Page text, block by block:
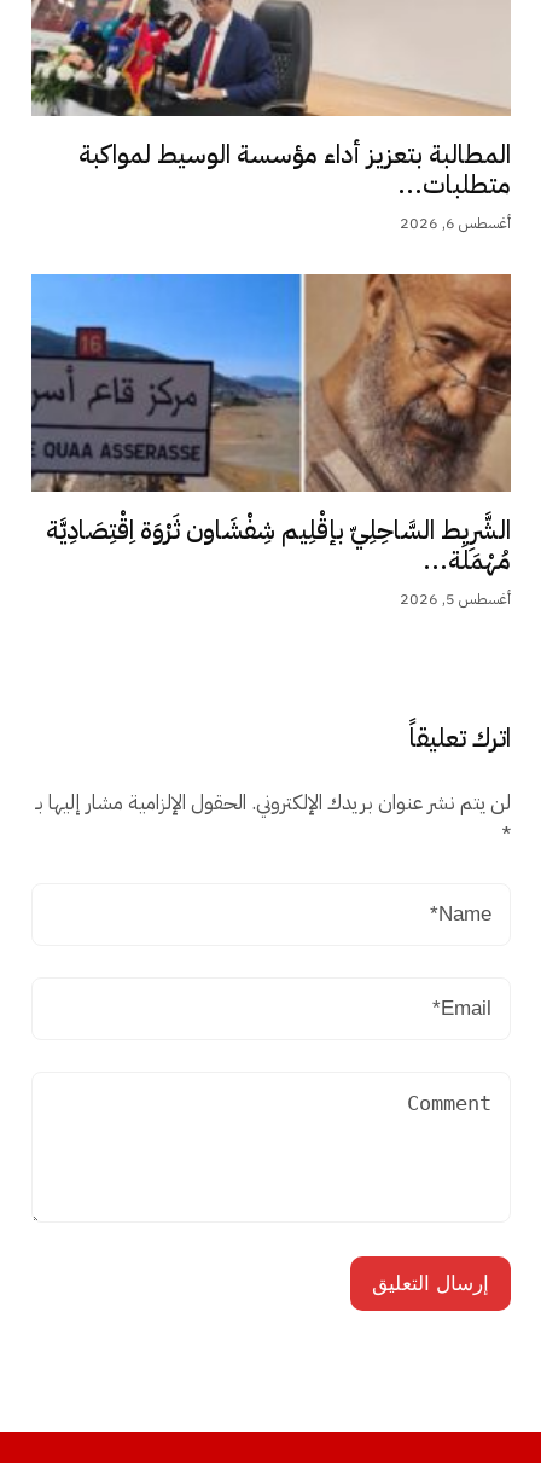
المطالبة بتعزيز أداء مؤسسة الوسيط لمواكبة
متطلبات...
أغسطس 6, 2026
الشَّرِيط السَّاحِلِيّ بإقْلِيم شِفْشَاون ثَرْوَة اِقْتِصَادِيَّة
مُهْمَلَة...
أغسطس 5, 2026
اترك تعليقاً
لن يتم نشر عنوان بريدك الإلكتروني. الحقول الإلزامية مشار إليها بـ
*